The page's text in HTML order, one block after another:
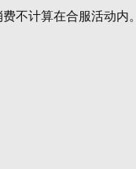
不计算在合服活动内。